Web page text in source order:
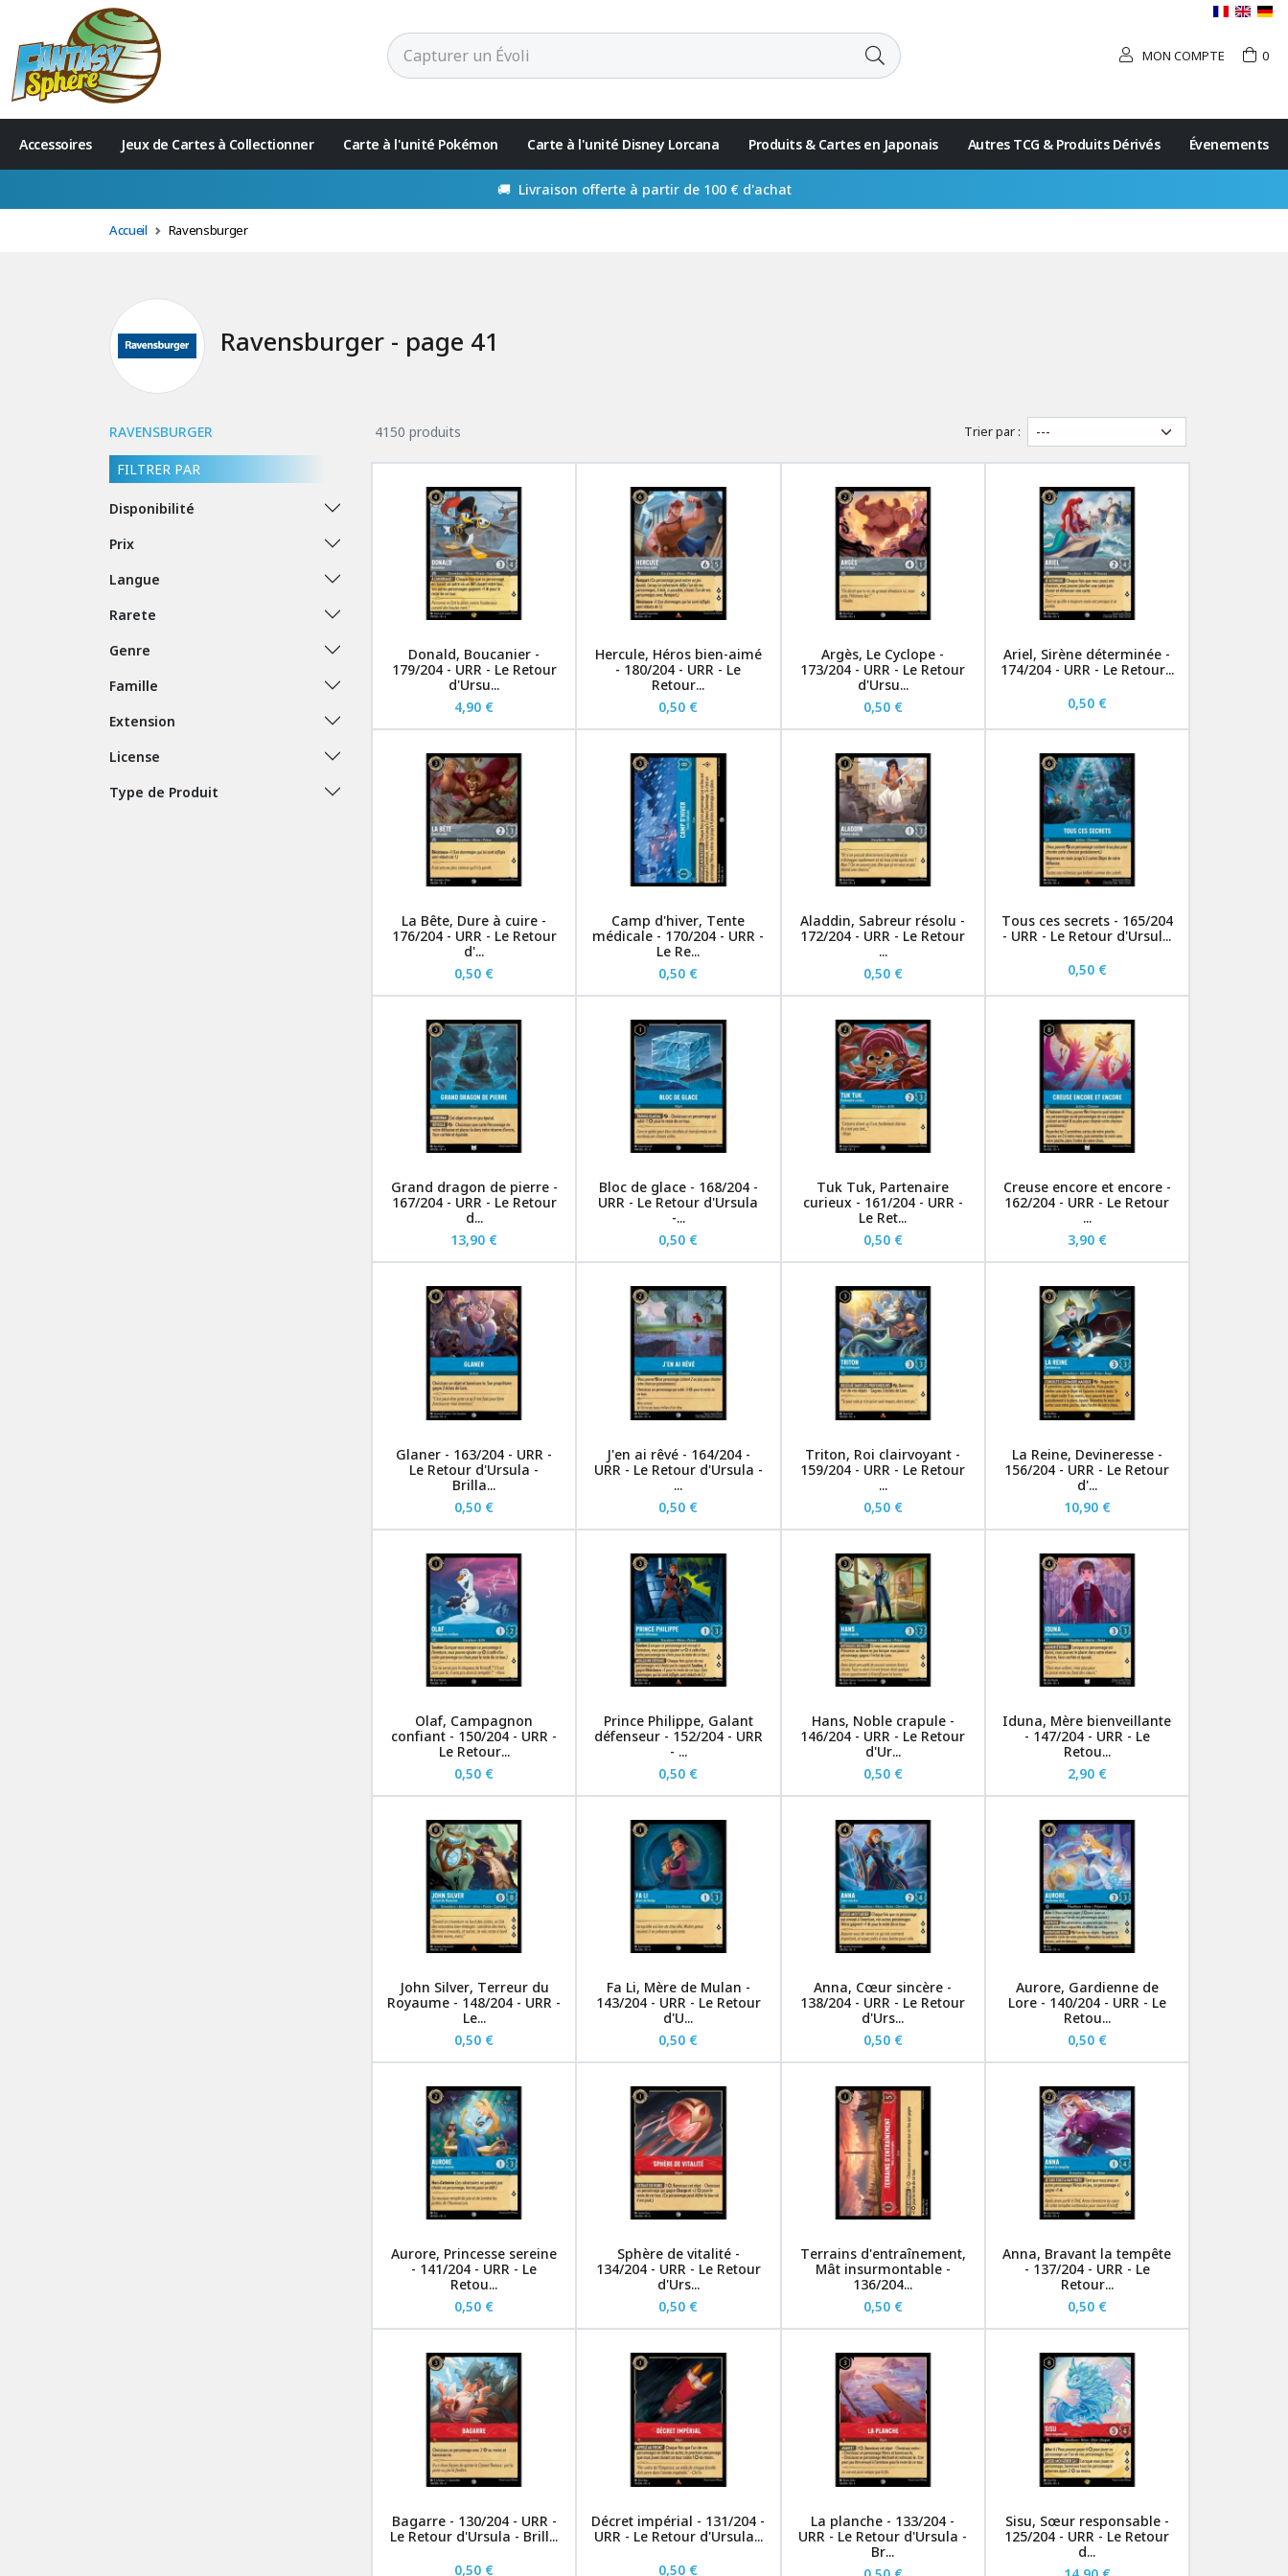
MON COMPTE 0
Accessoires Jeux de Cartes à Collectionner Carte à l'unité Pokémon Carte à l'unité Disney Lorcana Produits & Cartes en Japonais Autres TCG & Produits Dérivés Évenements
Paiement en 4x disponible avec
Accueil Ravensburger
Ravensburger - page 41
RAVENSBURGER
FILTRER PAR
Disponibilité
Prix
Langue
Rarete
Genre
Famille
Extension
License
Type de Produit
4150 produits Trier par :
Donald, Boucanier -
179/204 - URR - Le Retour
d'Ursu...
4,90 €
Hercule, Héros bien-aimé
- 180/204 - URR - Le
Retour...
0,50 €
Argès, Le Cyclope -
173/204 - URR - Le Retour
d'Ursu...
0,50 €
Ariel, Sirène déterminée -
174/204 - URR - Le Retour...
0,50 €
La Bête, Dure à cuire -
176/204 - URR - Le Retour
d'...
0,50 €
Camp d'hiver, Tente
médicale - 170/204 - URR -
Le Re...
0,50 €
Aladdin, Sabreur résolu -
172/204 - URR - Le Retour
...
0,50 €
Tous ces secrets - 165/204
- URR - Le Retour d'Ursul...
0,50 €
Grand dragon de pierre -
167/204 - URR - Le Retour
d...
13,90 €
Bloc de glace - 168/204 -
URR - Le Retour d'Ursula
-...
0,50 €
Tuk Tuk, Partenaire
curieux - 161/204 - URR -
Le Ret...
0,50 €
Creuse encore et encore -
162/204 - URR - Le Retour
...
3,90 €
Glaner - 163/204 - URR -
Le Retour d'Ursula -
Brilla...
0,50 €
J'en ai rêvé - 164/204 -
URR - Le Retour d'Ursula -
...
0,50 €
Triton, Roi clairvoyant -
159/204 - URR - Le Retour
...
0,50 €
La Reine, Devineresse -
156/204 - URR - Le Retour
d'...
10,90 €
Olaf, Campagnon
confiant - 150/204 - URR -
Le Retour...
0,50 €
Prince Philippe, Galant
défenseur - 152/204 - URR
- ...
0,50 €
Hans, Noble crapule -
146/204 - URR - Le Retour
d'Ur...
0,50 €
Iduna, Mère bienveillante
- 147/204 - URR - Le
Retou...
2,90 €
John Silver, Terreur du
Royaume - 148/204 - URR -
Le...
0,50 €
Fa Li, Mère de Mulan -
143/204 - URR - Le Retour
d'U...
0,50 €
Anna, Cœur sincère -
138/204 - URR - Le Retour
d'Urs...
0,50 €
Aurore, Gardienne de
Lore - 140/204 - URR - Le
Retou...
0,50 €
Aurore, Princesse sereine
- 141/204 - URR - Le
Retou...
0,50 €
Sphère de vitalité -
134/204 - URR - Le Retour
d'Urs...
0,50 €
Terrains d'entraînement,
Mât insurmontable -
136/204...
0,50 €
Anna, Bravant la tempête
- 137/204 - URR - Le
Retour...
0,50 €
Bagarre - 130/204 - URR -
Le Retour d'Ursula - Brill...
0,50 €
Décret impérial - 131/204 -
URR - Le Retour d'Ursula...
0,50 €
La planche - 133/204 -
URR - Le Retour d'Ursula -
Br...
Sisu, Sœur responsable -
125/204 - URR - Le Retour
d...